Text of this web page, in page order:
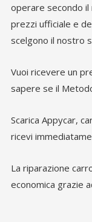
operare secondo
prezzi ufficiale e
scelgono il nostro
Vuoi ricevere un
sapere se il
Scarica Appycar,
ricevi
La riparazione
economica grazie